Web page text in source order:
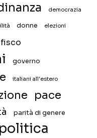
democrazia
donne elezioni
fisco
governo
italiani all'estero
pace
parità di genere
politica